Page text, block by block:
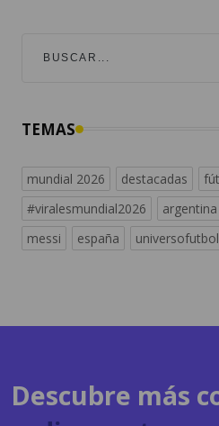
mundial 2026
messi
españa universofutbol
radiosguate.com